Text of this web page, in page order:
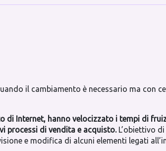
il cambiamento è necessario ma con
di Internet, hanno velocizzato i tempi di
processi di vendita e acquisto. L’obiettivo
e modifica di alcuni elementi legati